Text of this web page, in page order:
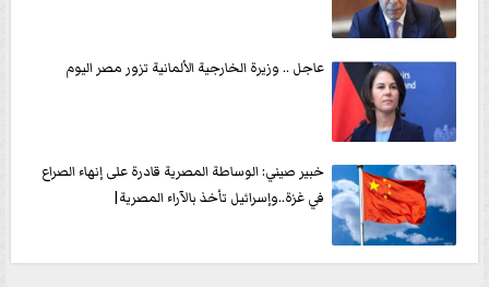
عاجل .. وزيرة الخارجية الألمانية تزور مصر اليوم
خبير صيني: الوساطة المصرية قادرة على إنهاء الصراع
في غزة..وإسرائيل تأخذ بالآراء المصرية|